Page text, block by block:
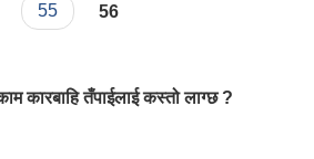
55
56
कारबाहि तँपाईलाई कस्तो लाग्छ ?